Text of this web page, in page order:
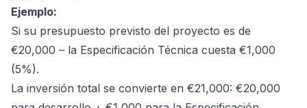
Ejemplo:
Si su presupuesto previsto del proyecto es de
€20,000 – la Especificación Técnica cuesta €1,000
(5%).
La inversión total se convierte en €21,000: €20,000